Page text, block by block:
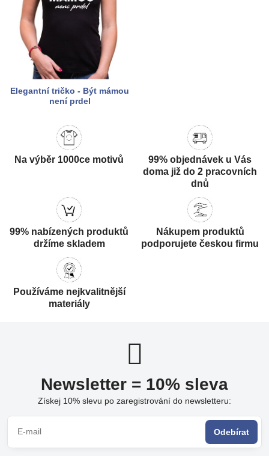
Elegantní tričko - Být mámou
není prdel
Na výběr 1000ce motivů
99% objednávek u Vás
doma již do 2 pracovních
dnů
99% nabízených produktů
držíme skladem
Nákupem produktů
podporujete českou firmu
Používáme nejkvalitnější
materiály
Newsletter = 10% sleva
Získej 10% slevu po zaregistrování do newsletteru:
Odebírat